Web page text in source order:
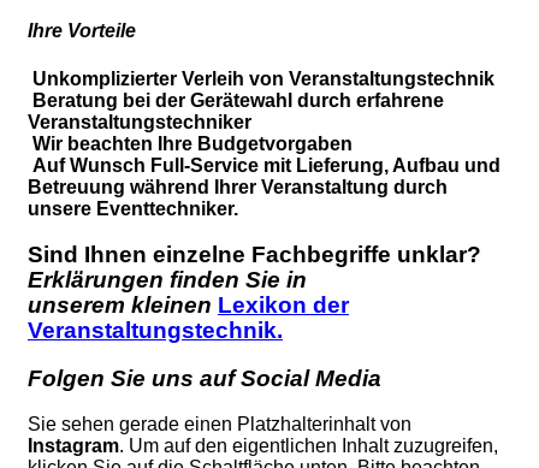
Ihre Vorteile
Unkomplizierter Verleih von Veranstaltungstechnik
Beratung bei der Gerätewahl durch erfahrene
Veranstaltungstechniker
Wir beachten Ihre Budgetvorgaben
Auf Wunsch Full-Service mit Lieferung, Aufbau und
Betreuung während Ihrer Veranstaltung durch
unsere Eventtechniker.
Sind Ihnen einzelne Fachbegriffe unklar?
Erklärungen finden Sie in
unserem kleinen Lexikon der
Veranstaltungstechnik.
Folgen Sie uns auf Social Media
Sie sehen gerade einen Platzhalterinhalt von
Instagram. Um auf den eigentlichen Inhalt zuzugreifen,